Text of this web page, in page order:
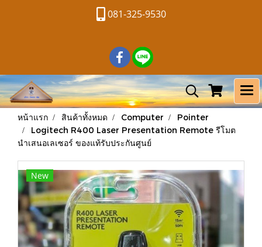
081-325-9530
หน้าแรก สินค้าทั้งหมด Computer
Pointer
Logitech R400 Laser Presentation Remote รีโมต
นำเสนอเลเซอร์ ของแท้รับประกันศูนย์
New